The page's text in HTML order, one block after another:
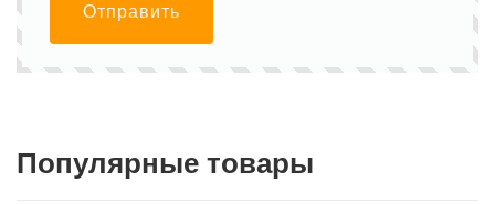
Отправить
Популярные товары